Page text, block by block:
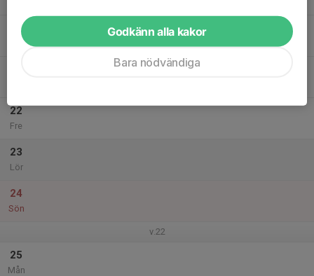
20
Ons
22
Fre
23
Lör
24
Sön
v.22
25
Mån
Godkänn alla kakor
Bara nödvändiga